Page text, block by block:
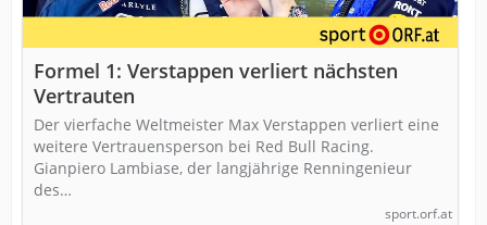
Formel 1: Verstappen verliert nächsten
Vertrauten
Der vierfache Weltmeister Max Verstappen verliert eine
weitere Vertrauensperson bei Red Bull Racing.
Gianpiero Lambiase, der langjährige Renningenieur
des…
sport.orf.at